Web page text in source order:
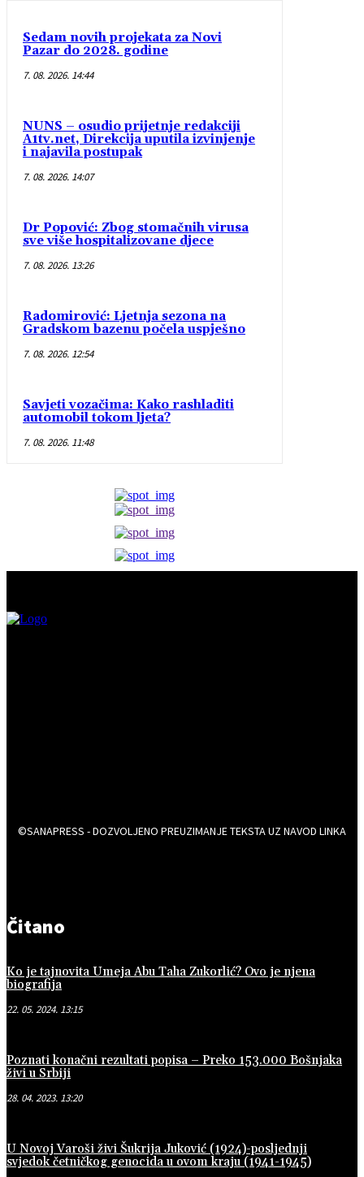
Sedam novih projekata za Novi
Pazar do 2028. godine
7. 08. 2026. 14:44
NUNS – osudio prijetnje redakciji
A1tv.net, Direkcija uputila izvinjenje
i najavila postupak
7. 08. 2026. 14:07
Dr Popović: Zbog stomačnih virusa
sve više hospitalizovane djece
7. 08. 2026. 13:26
Radomirović: Ljetnja sezona na
Gradskom bazenu počela uspješno
7. 08. 2026. 12:54
Savjeti vozačima: Kako rashladiti
automobil tokom ljeta?
7. 08. 2026. 11:48
©SANAPRESS - DOZVOLJENO PREUZIMANJE TEKSTA UZ NAVOD LINKA
Čitano
Ko je tajnovita Umeja Abu Taha Zukorlić? Ovo je njena
biografija
22. 05. 2024. 13:15
Poznati konačni rezultati popisa – Preko 153.000 Bošnjaka
živi u Srbiji
28. 04. 2023. 13:20
U Novoj Varoši živi Šukrija Juković (1924)-posljednji
svjedok četničkog genocida u ovom kraju (1941-1945)